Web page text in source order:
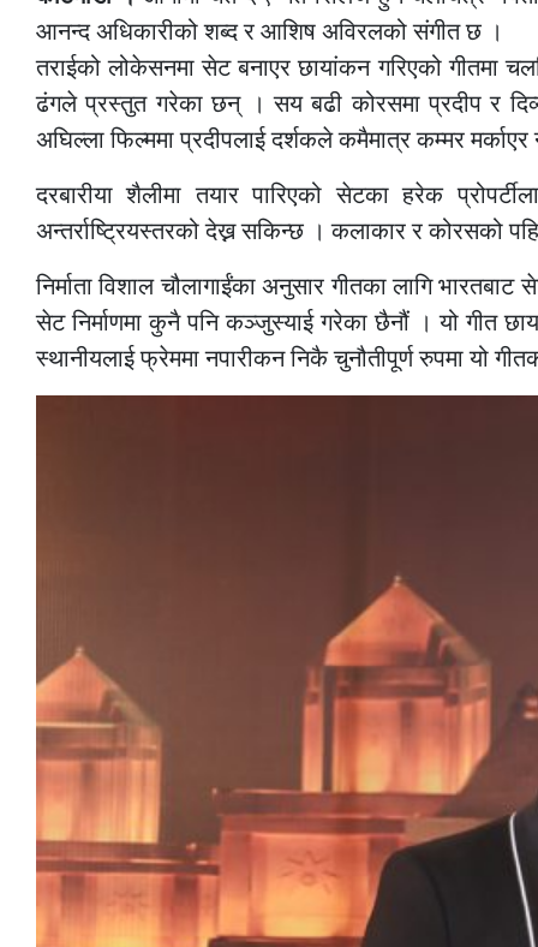
आनन्द अधिकारीको शब्द र आशिष अविरलको संगीत छ ।
तराईको लोकेसनमा सेट बनाएर छायांकन गरिएको गीतमा
ढंगले प्रस्तुत गरेका छन् । सय बढी कोरसमा प्रदीप र
अघिल्ला फिल्ममा प्रदीपलाई दर्शकले कमैमात्र कम्मर
दरबारीया शैलीमा तयार पारिएको सेटका हरेक
अन्तर्राष्ट्रियस्तरको देख्न सकिन्छ । कलाकार र कोरसको
निर्माता विशाल चौलागाईंका अनुसार गीतका लागि
सेट निर्माणमा कुनै पनि कञ्जुस्याई गरेका छैनौं । यो गीत
स्थानीयलाई फ्रेममा नपारीकन निकै चुनौतीपूर्ण रुपमा यो